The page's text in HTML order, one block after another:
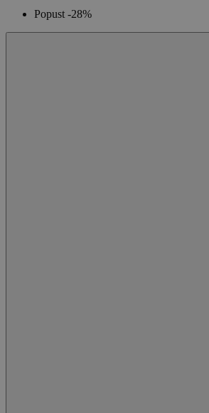
Popust -28%